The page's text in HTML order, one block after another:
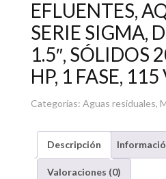
EFLUENTES,
SERIE SIGMA,
1.5″, SÓLIDOS
HP, 1 FASE, 115
Categorías: Aguas residuales,
Descripción
Valoraciones (0)